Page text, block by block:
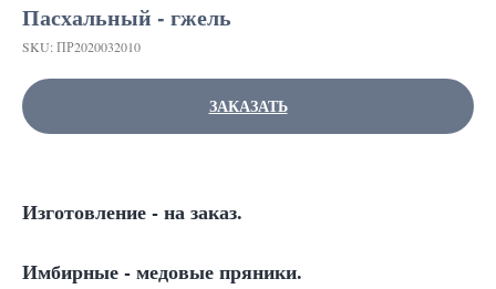
Пасхальный - гжель
SKU: ПР2020032010
ЗАКАЗАТЬ
Изготовление - на заказ.
Имбирные - медовые пряники.